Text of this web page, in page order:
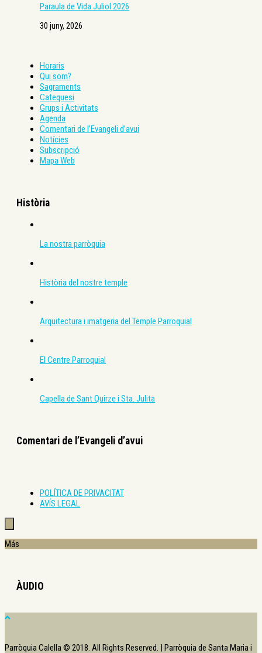
Paraula de Vida Juliol 2026
30 juny, 2026
Horaris
Qui som?
Sagraments
Catequesi
Grups i Activitats
Agenda
Comentari de l’Evangeli d’avui
Notícies
Subscripció
Mapa Web
Història
La nostra parròquia
Història del nostre temple
Arquitectura i imatgeria del Temple Parroquial
El Centre Parroquial
Capella de Sant Quirze i Sta. Julita
Comentari de l’Evangeli d’avui
POLÍTICA DE PRIVACITAT
AVÍS LEGAL
Más
ÀUDIO
Parròquia Calella © 2018. All Rights Reserved. | Parròquia de Santa Maria i